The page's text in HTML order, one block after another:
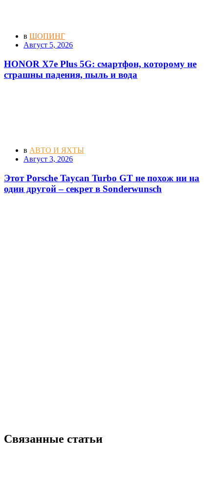
в ШОПИНГ
Август 5, 2026
HONOR X7e Plus 5G: смартфон, которому не
страшны падения, пыль и вода
в АВТО И ЯХТЫ
Август 3, 2026
Этот Porsche Taycan Turbo GT не похож ни на
один другой – секрет в Sonderwunsch
Связанные статьи